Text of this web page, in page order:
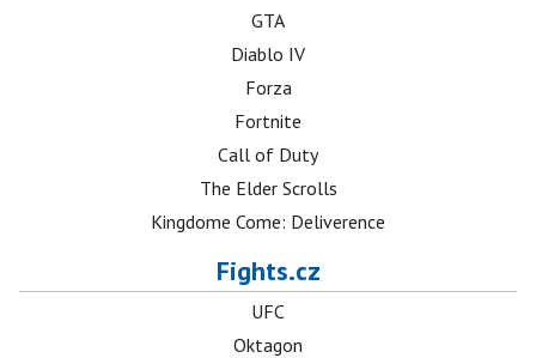
GTA
Diablo IV
Forza
Fortnite
Call of Duty
The Elder Scrolls
Kingdome Come: Deliverence
Fights.cz
UFC
Oktagon